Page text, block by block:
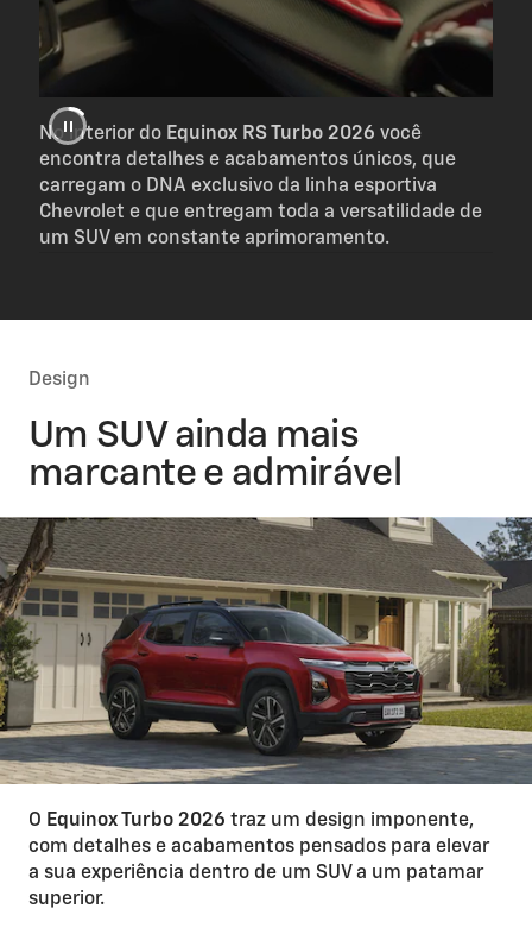
No interior do Equinox RS Turbo 2026 você
encontra detalhes e acabamentos únicos, que
carregam o DNA exclusivo da linha esportiva
Chevrolet e que entregam toda a versatilidade de
um SUV em constante aprimoramento.
Design
Um SUV ainda mais
marcante e admirável
O Equinox Turbo 2026 traz um design imponente,
com detalhes e acabamentos pensados para elevar
a sua experiência dentro de um SUV a um patamar
superior.